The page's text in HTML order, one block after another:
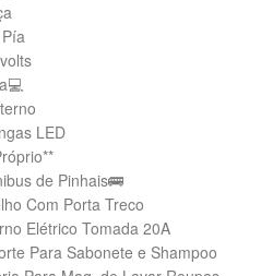
LED
de Pinhais🚌
Com Porta Treco
Elétrico Tomada 20A
Para Sabonete e Shampoo